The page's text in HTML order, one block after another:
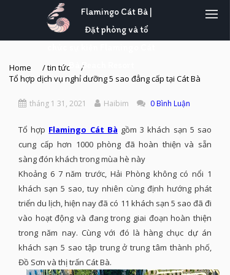
Flamingo Cát Bà |
Đặt phòng và tổ
Bà Beach Resort
Home /tin tức
/
Tổ hợp dịch vụ nghỉ dưỡng 5 sao đẳng cấp tại Cát Bà
tháng 1 31, 2021 Haibim 0 Bình Luận
Tổ hợp Flamingo Cát Bà gồm 3 khách sạn 5 sao
cung cấp hơn 1000 phòng đã hoàn thiện và sẵn
sàng đón khách trong mùa hè này
Khoảng 6 7 năm trước, Hải Phòng không có nổi 1
khách sạn 5 sao, tuy nhiên cùng định hướng phát
triển du lịch, hiện nay đã có 11 khách sạn 5 sao đã đi
vào hoạt động và đang trong giai đoạn hoàn thiện
trong năm nay. Cùng với đó là hàng chục dự án
khách sạn 5 sao tập trung ở trung tâm thành phố,
Đồ Sơn và thị trấn Cát Bà.